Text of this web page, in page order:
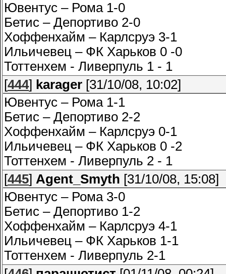
Ювентус – Рома 1-0
Бетис – Депортиво 2-0
Хоффенхайм – Карлсруэ 3-1
Ильичевец – ФК Харьков 0 -0
Тоттенхем - Ливерпуль 1 - 1
[444] karager [31/10/08, 10:02]
Ювентус – Рома 1-1
Бетис – Депортиво 2-2
Хоффенхайм – Карлсруэ 0-1
Ильичевец – ФК Харьков 0 -2
Тоттенхем - Ливерпуль 2 - 1
[445] Agent_Smyth [31/10/08, 15:08]
Ювентус – Рома 3-0
Бетис – Депортиво 1-2
Хоффенхайм – Карлсруэ 4-1
Ильичевец – ФК Харьков 1-1
Тоттенхем - Ливерпуль 2-1